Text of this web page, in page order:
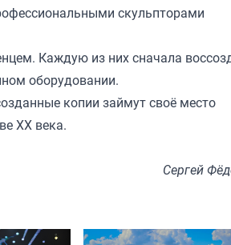
скульпторами
Каждую из них сначала
оборудовании.
копии займут своё место
ХХ века.
Сергей